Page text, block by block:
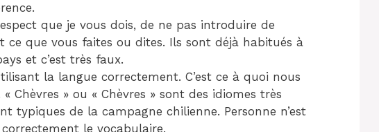
que je vous dois, de ne pas introduire de
que vous faites ou dites. Ils sont déjà habitués à
et c’est très faux.
la langue correctement. C’est ce à quoi nous
Chèvres » ou « Chèvres » sont des idiomes très
typiques de la campagne chilienne. Personne n’est
le vocabulaire.